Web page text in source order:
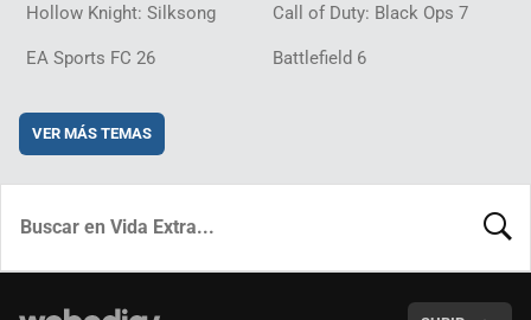
Hollow Knight: Silksong Call of Duty: Black Ops 7
EA Sports FC 26 Battlefield 6
VER MÁS TEMAS